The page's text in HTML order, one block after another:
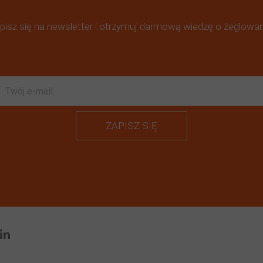
się na newsletter i otrzymuj darmową wiedzę o
ZAPISZ SIĘ